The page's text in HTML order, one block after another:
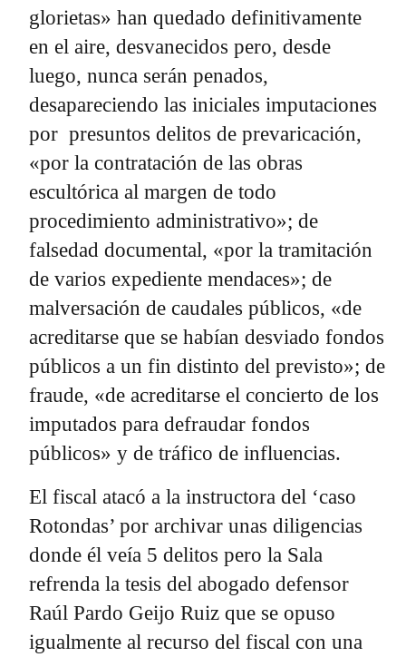
glorietas» han quedado definitivamente
en el aire, desvanecidos pero, desde
luego, nunca serán penados,
desapareciendo las iniciales imputaciones
por presuntos delitos de prevaricación,
«por la contratación de las obras
escultórica al margen de todo
procedimiento administrativo»; de
falsedad documental, «por la tramitación
de varios expediente mendaces»; de
malversación de caudales públicos, «de
acreditarse que se habían desviado fondos
públicos a un fin distinto del previsto»; de
fraude, «de acreditarse el concierto de los
imputados para defraudar fondos
públicos» y de tráfico de influencias.
El fiscal atacó a la instructora del ‘caso
Rotondas’ por archivar unas diligencias
donde él veía 5 delitos pero la Sala
refrenda la tesis del abogado defensor
Raúl Pardo Geijo Ruiz que se opuso
igualmente al recurso del fiscal con una